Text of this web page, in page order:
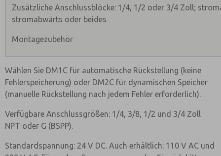
Zusätzliche Anschlussblöcke: 1/4, 1/2 oder 3/4 Zoll;
stromabwärts oder beides
Montagezubehör
Wählen Sie DM1C für automatische Rückstellung (keine
Fehlerspeicherung) oder DM2C für dynamischen Speicher
(manuelle Rückstellung nach jedem Fehler erforderlich).
Verfügbare Anschlussgrößen: 1/4, 3/8, 1/2 und 3/4 Zoll
NPT oder G (BSPP).
Standardspannung: 24 V DC. Auch erhältlich: 110 V AC und